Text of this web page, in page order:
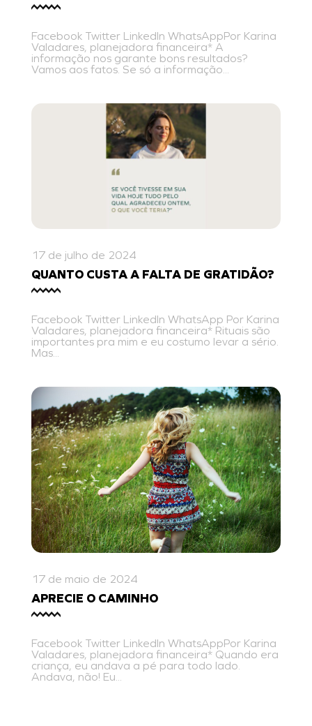
Facebook Twitter LinkedIn WhatsAppPor Karina
Valadares, planejadora financeira* A
informação nos garante bons resultados?
Vamos aos fatos. Se só a informação...
17 de julho de 2024
QUANTO CUSTA A FALTA DE GRATIDÃO?
Facebook Twitter LinkedIn WhatsApp Por Karina
Valadares, planejadora financeira* Rituais são
importantes pra mim e eu costumo levar a sério.
Mas...
17 de maio de 2024
APRECIE O CAMINHO
Facebook Twitter LinkedIn WhatsAppPor Karina
Valadares, planejadora financeira* Quando era
criança, eu andava a pé para todo lado.
Andava, não! Eu...